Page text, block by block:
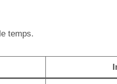
temps.